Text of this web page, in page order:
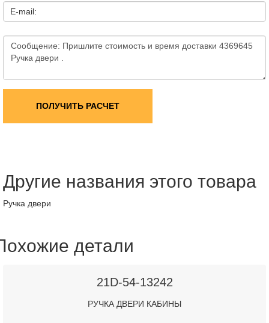
E-mail:
ПОЛУЧИТЬ РАСЧЕТ
Другие названия этого товара
Ручка двери
детали
21D-54-13242
РУЧКА ДВЕРИ КАБИНЫ